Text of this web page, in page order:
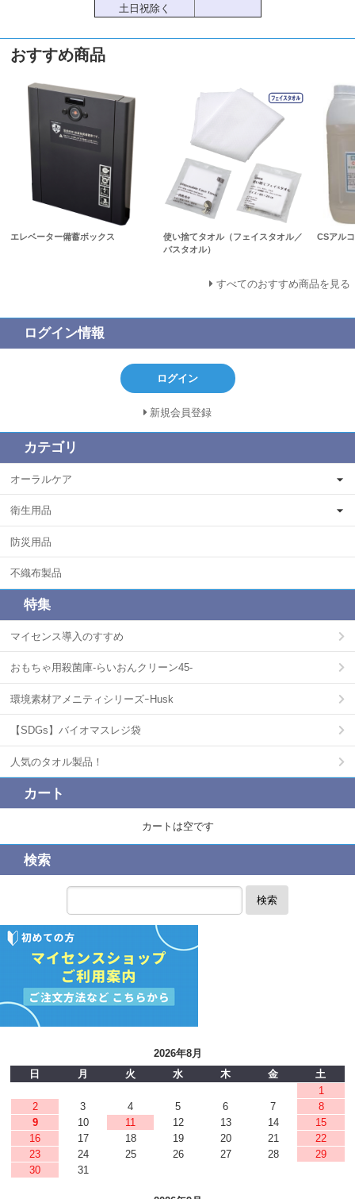
土日祝除く
おすすめ商品
エレベーター備蓄ボックス
使い捨てタオル（フェイスタオル／
バスタオル）
CSアル
すべてのおすすめ商品を見る
ログイン情報
ログイン
新規会員登録
カテゴリ
オーラルケア
衛生用品
防災用品
不織布製品
特集
マイセンス導入のすすめ
おもちゃ用殺菌庫-らいおんクリーン45-
環境素材アメニティシリーズｰHusk
【SDGs】バイオマスレジ袋
人気のタオル製品！
カート
カートは空です
検索
検索
2026年8月
日
月 火 水 木 金
土
1
2
3 4 5 6 7
8
9
10 11 12 13 14
15
16
17 18 19 20 21
22
23
24 25 26 27 28
29
30
31